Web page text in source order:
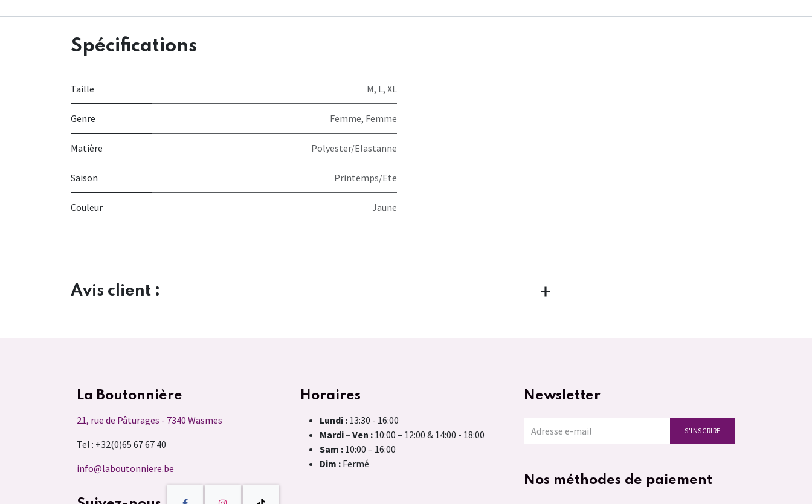
Spécifications
Taille M, L, XL
Genre Femme, Femme
Matière Polyester/Elastanne
Saison Printemps/Ete
Couleur Jaune
Avis client :
Nos méthodes de paiement
La Boutonnière
21, rue de Pâturages - 7340 Wasmes
Tel : +32(0)65 67 67 40
info@laboutonniere.be
Horaires
Lundi : 13:30 - 16:00
Mardi – Ven : 10:00 – 12:00 & 14:00 - 18:00
Sam : 10:00 – 16:00
Dim : Fermé
S'INSCRIRE
Newsletter